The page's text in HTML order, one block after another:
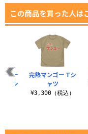
この商品を買った人は
ダー
Tシ
完熟マンゴー Tシ
ャツ
¥3,300（税込）